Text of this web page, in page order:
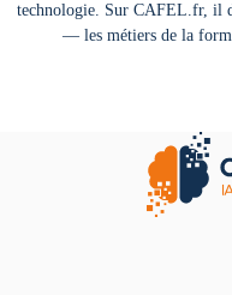
technologie. Sur CAFEL.fr, il
— les métiers de la